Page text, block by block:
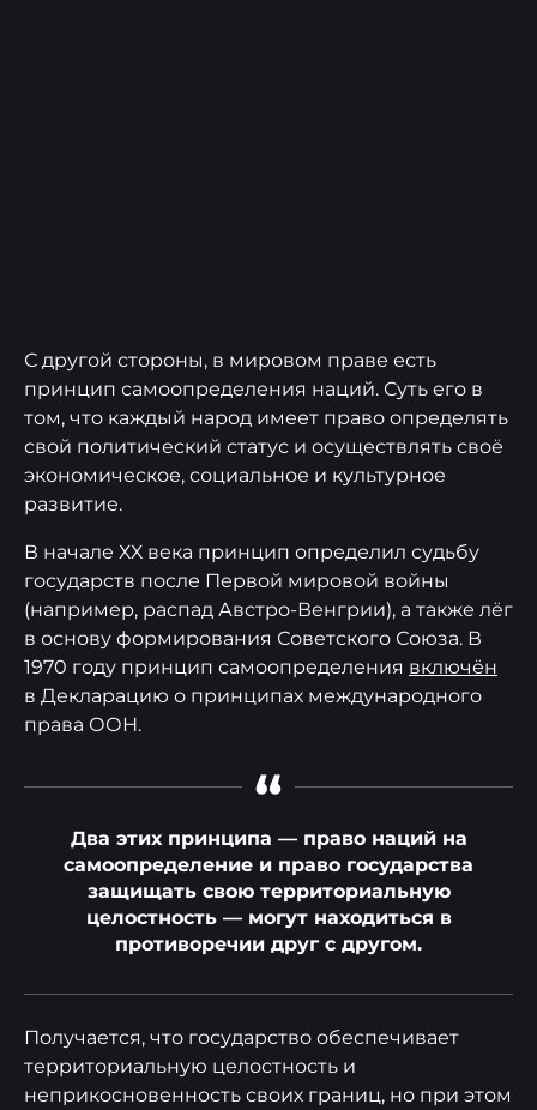
С другой стороны, в мировом праве есть
принцип самоопределения наций. Суть его в
том, что каждый народ имеет право определять
свой политический статус и осуществлять своё
экономическое, социальное и культурное
развитие.
В начале ХХ века принцип определил судьбу
государств после Первой мировой войны
(например, распад Австро-Венгрии), а также лёг
в основу формирования Советского Союза. В
1970 году принцип самоопределения включён
в Декларацию о принципах международного
права ООН.
“
Два этих принципа — право наций на
самоопределение и право государства
защищать свою территориальную
целостность — могут находиться в
противоречии друг с другом.
Получается, что государство обеспечивает
территориальную целостность и
неприкосновенность своих границ, но при этом